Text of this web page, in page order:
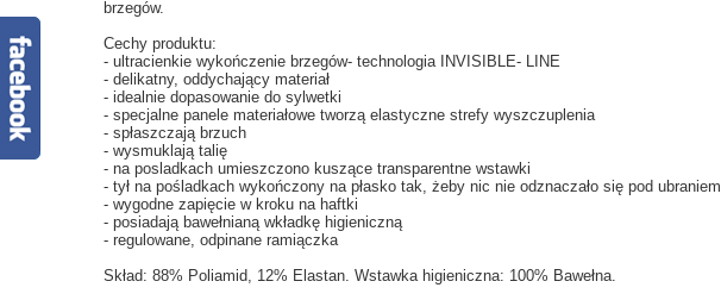
brzegów.
Cechy produktu:
- ultracienkie wykończenie brzegów- technologia INVISIBLE- LINE
- delikatny, oddychający materiał
- idealnie dopasowanie do sylwetki
- specjalne panele materiałowe tworzą elastyczne strefy wyszczuplenia
- spłaszczają brzuch
- wysmuklają talię
- na posladkach umieszczono kuszące transparentne wstawki
- tył na pośladkach wykończony na płasko tak, żeby nic nie odznaczało się pod ubraniem
- wygodne zapięcie w kroku na haftki
- posiadają bawełnianą wkładkę higieniczną
- regulowane, odpinane ramiączka
Skład: 88% Poliamid, 12% Elastan. Wstawka higieniczna: 100% Bawełna.